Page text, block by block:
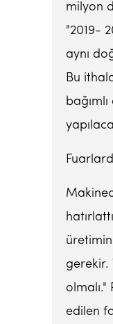
milyon
"2019-
aynı
Bu
gerekir.
edilen